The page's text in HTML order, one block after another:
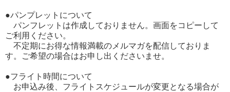
●パンプレットについて
パンフレットは作成しておりません。画面をコピーして
ご利用ください。
不定期にお得な情報満載のメルマガを配信しておりま
す。ご希望の場合はお申し出くださいませ。
●フライト時間について
お申込み後、フライトスケジュールが変更となる場合が